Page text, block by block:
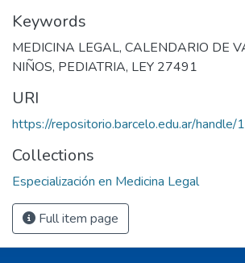
Keywords
MEDICINA LEGAL, CALENDARIO DE
NIÑOS, PEDIATRIA, LEY 27491
URI
https://repositorio.barcelo.edu.ar/
Collections
Especialización en Medicina Legal
Full item page